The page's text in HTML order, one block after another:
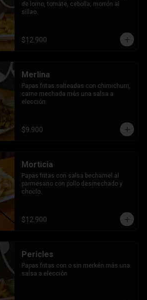
de lomo, tomate, cebolla, morrón al
sillao.
$12.900
Merlina
Papas fritas salteadas con chimichurri,
carne mechada más una salsa a
elección.
$9.900
Morticia
Papas fritas con salsa bechamel al
parmesano con pollo desmechado y
choclo.
$12.900
Pericles
Papas fritas con o sin merkén más una
salsa a elección.